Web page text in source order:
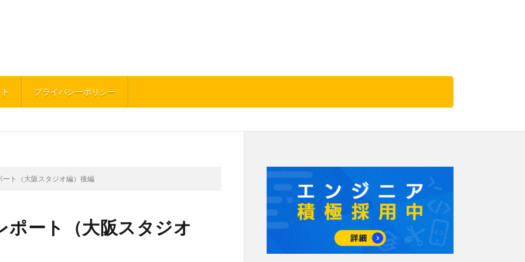
プライバシーポリシー
ト（大阪スタジオ編）後編
ート（大阪スタジオ